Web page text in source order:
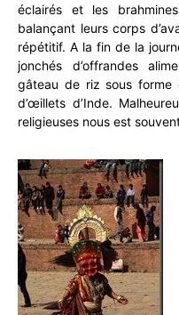
éclairés et les
balançant leurs corps
répétitif. A la fin de la
jonchés d’offrandes
gâteau de riz sous forme
d’œillets d’Inde.
religieuses nous est